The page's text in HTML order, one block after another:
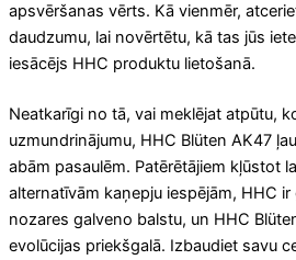
apsvēršanas vērts. Kā vienmēr,
daudzumu, lai novērtētu, kā tas jūs
iesācējs HHC produktu lietošanā.
Neatkarīgi no tā, vai meklējat atpūtu,
uzmundrinājumu, HHC Blüten AK47
abām pasaulēm. Patērētājiem kļūstot
alternatīvām kaņepju iespējām, HHC
nozares galveno balstu, un HHC
evolūcijas priekšgalā. Izbaudiet savu